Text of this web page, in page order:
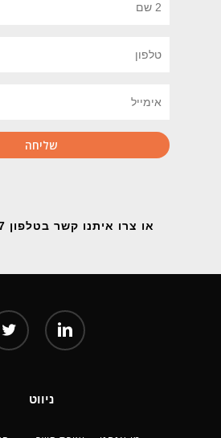
או צרו איתנו קשר בטלפון 054-4635797
linkedin
ניווט